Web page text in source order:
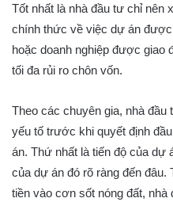
Tốt nhất là nhà đầu tư chỉ nên
chính thức về việc dự án
hoặc doanh nghiệp được giao
tối đa rủi ro chôn vốn.
Theo các chuyên gia, nhà
yếu tố trước khi quyết định
án. Thứ nhất là tiến độ của dự
của dự án đó rõ ràng đến
tiền vào cơn sốt nóng đất,